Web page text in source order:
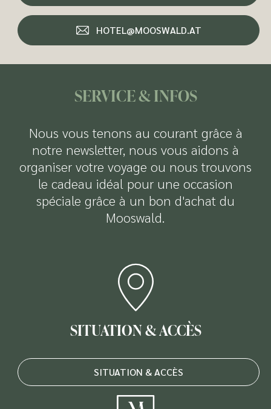
HOTEL@MOOSWALD.AT
SERVICE & INFOS
Nous vous tenons au courant grâce à
notre newsletter, nous vous aidons à
organiser votre voyage ou nous trouvons
le cadeau idéal pour une occasion
spéciale grâce à un bon d'achat du
Mooswald.
SITUATION & ACCÈS
SITUATION & ACCÈS